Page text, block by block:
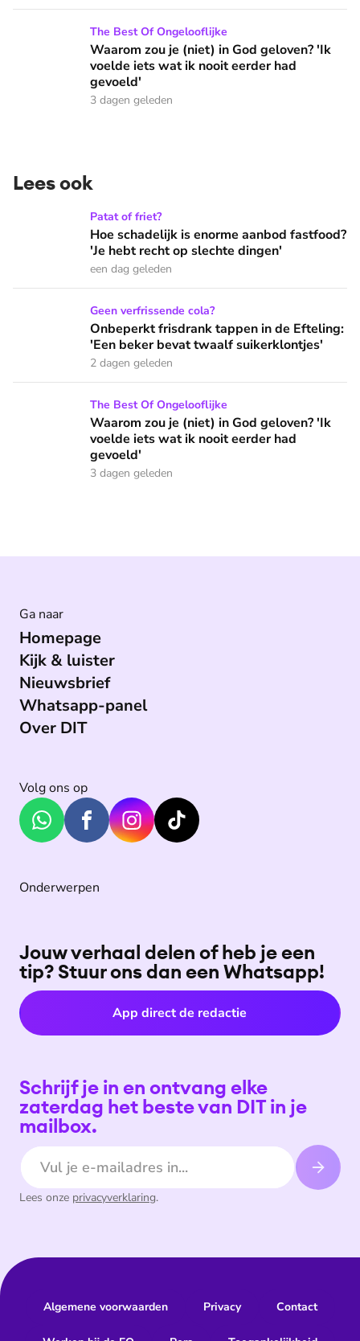
Waarom zou je (niet) in God geloven? 'Ik voelde iets wat
The Best Of Ongelooflijke
Waarom zou je (niet) in God geloven? 'Ik
voelde iets wat ik nooit eerder had
gevoeld'
3 dagen geleden
Lees ook
Hoe schadelijk is enorme aanbod fastfood? 'Je hebt recht
Patat of friet?
Hoe schadelijk is enorme aanbod fastfood?
'Je hebt recht op slechte dingen'
een dag geleden
Onbeperkt frisdrank tappen in de Efteling: 'Een beker
Geen verfrissende cola?
Onbeperkt frisdrank tappen in de Efteling:
'Een beker bevat twaalf suikerklontjes'
2 dagen geleden
Waarom zou je (niet) in God geloven? 'Ik voelde iets wat
The Best Of Ongelooflijke
Waarom zou je (niet) in God geloven? 'Ik
voelde iets wat ik nooit eerder had
gevoeld'
3 dagen geleden
Ga naar
Homepage
Kijk & luister
Nieuwsbrief
Whatsapp-panel
Over DIT
Volg ons op
Onderwerpen
Jouw verhaal delen of heb je een
tip? Stuur ons dan een Whatsapp!
App direct de redactie
Schrijf je in en ontvang elke
zaterdag het beste van DIT in je
mailbox.
E-mailadres
Lees onze privacyverklaring.
Algemene voorwaarden Privacy Contact